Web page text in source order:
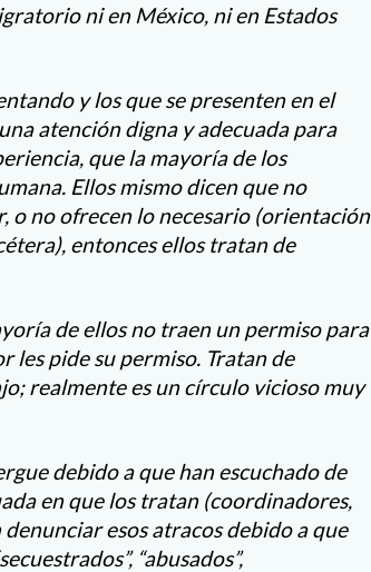
ni en México, ni en Estados
y los que se presenten en el
atención digna y adecuada para
que la mayoría de los
Ellos mismo dicen que no
o no ofrecen lo necesario (orientación
entonces ellos tratan de
de ellos no traen un permiso para
les pide su permiso. Tratan de
realmente es un círculo vicioso muy
debido a que han escuchado de
en que los tratan (coordinadores,
esos atracos debido a que
“abusados”,